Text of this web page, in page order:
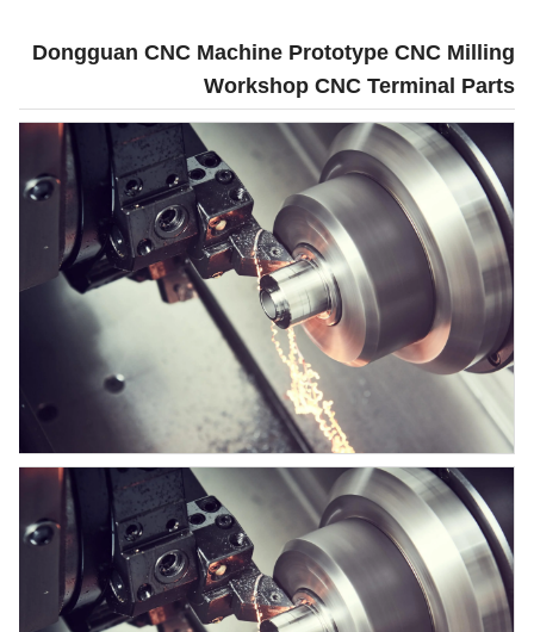
Dongguan CNC Machine Prototype CNC Milling
Workshop CNC Terminal Parts